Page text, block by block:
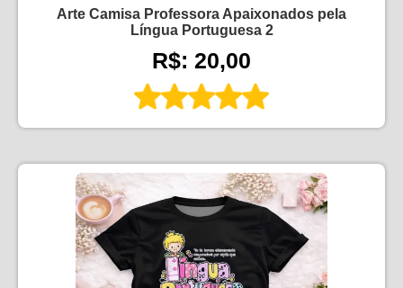
Arte Camisa Professora Apaixonados pela
Língua Portuguesa 2
R$: 20,00